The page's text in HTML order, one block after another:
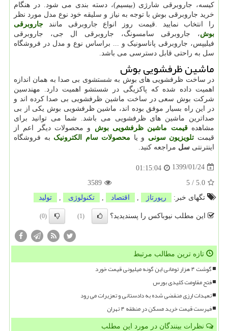
کیسه، جاروبرقی شارژی (بیسیم)، دسته بندی می شود. در هنگام
خرید جاروبرقی بوش با توجه به نیاز و سلیقه خود نوع مدل مورد نظر
را انتخاب نمایید .قیمت روز انواع جاروبرقی مانند جاروبرقی
بوش، جاروبرقی سامسونگ، جاروبرقی ال جی، جاروبرقی
فیلیپس، جاروبرقی پاناسونیک و ... براساس نوع و مدل در فروشگاه
سل به راحتی قابل دسترسی می باشد.
ماشین ظرفشویی بوش
در ساخت ظرفشویی های بوش به شستشوی بی صدا به همان اندازه
اهمیت داده شده که پاکزیگی در شستشو اهمیت دارد. مهندسین
شرکت بوش سعی در ساخت ماشین ظرفشویی بی صدا کرده اند و
در این راه بسیار موفق بوده اند، ماشین ظرفشویی بوش یکی از بی
صداترین ماشین های ظرفشویی می باشد. شما می توانید برای
مشاهدهقیمت ماشین ظرفشویی بوش و محصولات دیگر اعم از
قیمت تلویزیون سونی و یا محصولات سام الکترونیک به فروشگاه
اینترنتی سل مراجعه کنید.
1399/01/24
01:15:04
5.0
/
5
3589
تگهای خبر:
رپورتاژ اقتصاد تكنولوژی تولید
این مطلب نیوباکس را پسندیدید؟ (1)
(0)
تازه ترین مطالب مرتبط
گوشت ۴ هزار تومانی این گونه میلیونی قیمت خورد
فتح مقاومت کلیدی بورس
تعهدات ارزی منقضی شده به دادستانی و تعزیرات می رود
فهرست قیمت خرید مسکن در منطقه ۴ تهران
نظرات بینندگان در مورد این مطلب